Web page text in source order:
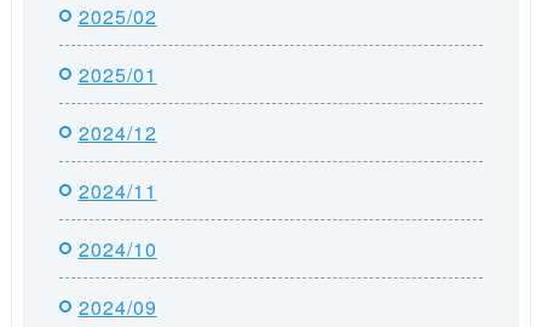
2025/02
2025/01
2024/12
2024/11
2024/10
2024/09